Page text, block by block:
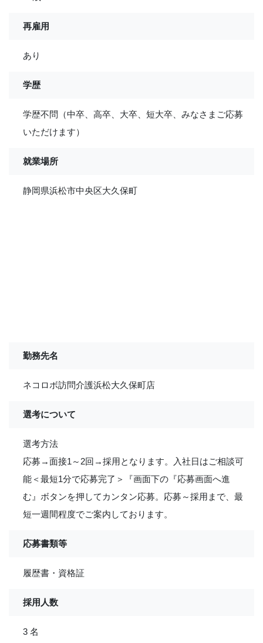
再雇用
あり
学歴
学歴不問（中卒、高卒、大卒、短大卒、みなさまご応募
いただけます）
就業場所
静岡県浜松市中央区大久保町
勤務先名
ネコロボ訪問介護浜松大久保町店
選考について
選考方法
応募→面接1～2回→採用となります。入社日はご相談可
能＜最短1分で応募完了＞『画面下の『応募画面へ進
む』ボタンを押してカンタン応募。応募～採用まで、最
短一週間程度でご案内しております。
応募書類等
履歴書・資格証
採用人数
3 名